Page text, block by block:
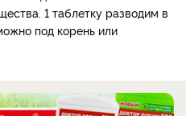
1 таблетку разводим в
под корень или